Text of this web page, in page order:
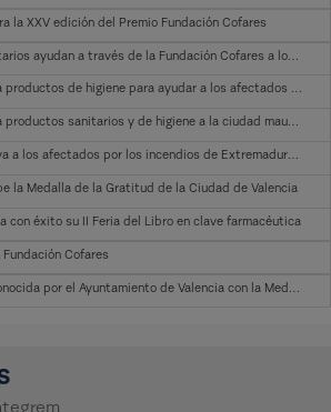
la XXV edición del Premio Fundación Cofares
Los farmacéuticos comunitarios ayudan a través de la Fundación Cofares a los afectados por los incendios
La Fundación Cofares dona productos de higiene para ayudar a los afectados de los incendios de Extremadura
La Fundación Cofares dona productos sanitarios y de higiene a la ciudad mauritana de Nouadhibou
La Fundación Cofares apoya a los afectados por los incendios de Extremadura y Galicia donando productos de salud e higiene
la Medalla de la Gratitud de la Ciudad de Valencia
con éxito su II Feria del Libro en clave farmacéutica
Cofares
La Fundación Cofares, reconocida por el Ayuntamiento de Valencia con la Medalla de la Gratitud